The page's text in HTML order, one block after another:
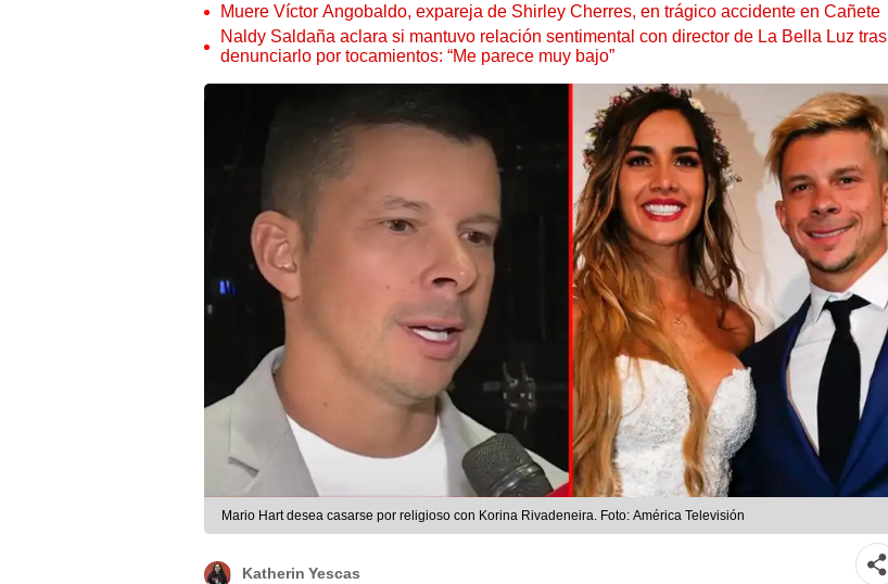
Muere Víctor Angobaldo, expareja de Shirley Cherres, en trágico accidente en Cañete
Naldy Saldaña aclara si mantuvo relación sentimental con director de La Bella Luz tras
denunciarlo por tocamientos: “Me parece muy bajo”
Mario Hart desea casarse por religioso con Korina Rivadeneira. Foto: América Televisión
Katherin Yescas